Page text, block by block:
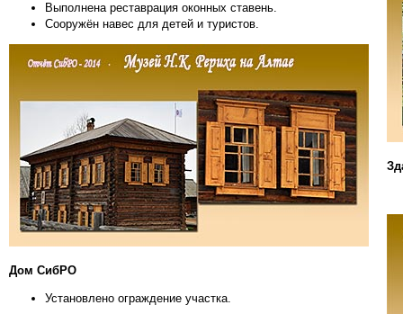
Выполнена реставрация оконных ставень.
Сооружён навес для детей и туристов.
Дом СибРО
Установлено ограждение участка.